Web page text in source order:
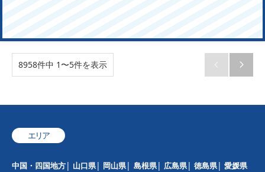
8958件中 1〜5件を表示  
エリア
中国・四国地方 山口県 岡山県 島根県 広島県 徳島県
愛媛県